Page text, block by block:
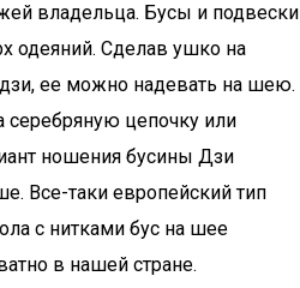
владельца. Бусы и подвески
одеяний. Сделав ушко на
ее можно надевать на шею.
серебряную цепочку или
ношения бусины Дзи
Все-таки европейский тип
с нитками бус на шее
в нашей стране.